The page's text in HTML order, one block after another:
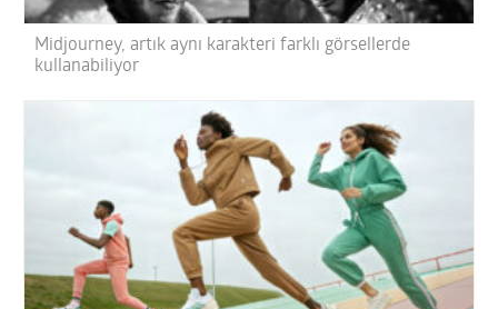
Midjourney, artık aynı karakteri farklı görsellerde
kullanabiliyor